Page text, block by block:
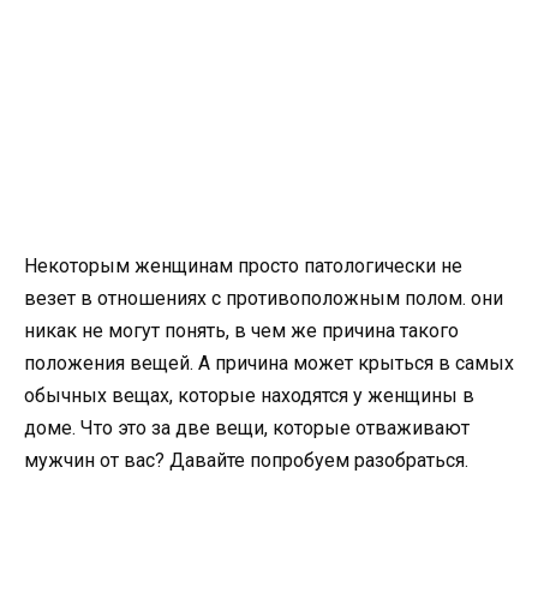
Некоторым женщинам просто патологически не
везет в отношениях с противоположным полом. они
никак не могут понять, в чем же причина такого
положения вещей. А причина может крыться в самых
обычных вещах, которые находятся у женщины в
доме. Что это за две вещи, которые отваживают
мужчин от вас? Давайте попробуем разобраться.